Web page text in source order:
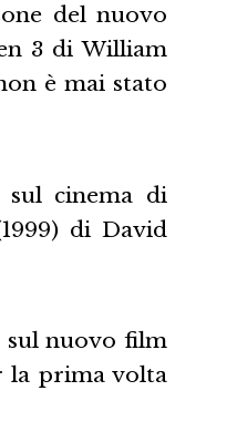
del nuovo
3 di William
è mai stato
sul cinema di
di David
sul nuovo film
la prima volta